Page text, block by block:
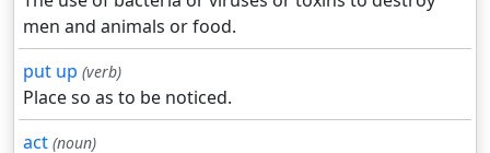
men and animals or food.
put up (verb)
Place so as to be noticed.
act (noun)